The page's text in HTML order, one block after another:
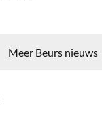
Meer Beurs nieuws